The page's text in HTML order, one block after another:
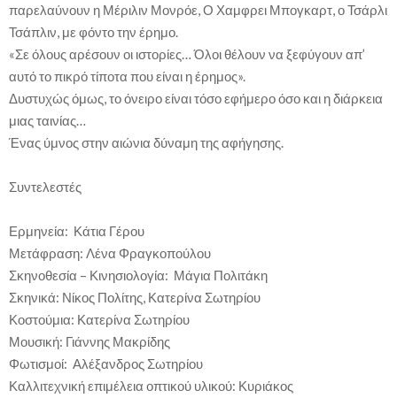
παρελαύνουν η Μέριλιν Μονρόε, Ο Χαμφρει Μπογκαρτ, ο Τσάρλι
Τσάπλιν, με φόντο την έρημο.
«Σε όλους αρέσουν οι ιστορίες… Όλοι θέλουν να ξεφύγουν απ’
αυτό το πικρό τίποτα που είναι η έρημος».
Δυστυχώς όμως, το όνειρο είναι τόσο εφήμερο όσο και η διάρκεια
μιας ταινίας…
Ένας ύμνος στην αιώνια δύναμη της αφήγησης.
Συντελεστές
Ερμηνεία: Κάτια Γέρου
Μετάφραση: Λένα Φραγκοπούλου
Σκηνοθεσία – Κινησιολογία: Μάγια Πολιτάκη
Σκηνικά: Νίκος Πολίτης, Κατερίνα Σωτηρίου
Κοστούμια: Κατερίνα Σωτηρίου
Μουσική: Γιάννης Μακρίδης
Φωτισμοί: Αλέξανδρος Σωτηρίου
Καλλιτεχνική επιμέλεια οπτικού υλικού: Κυριάκος